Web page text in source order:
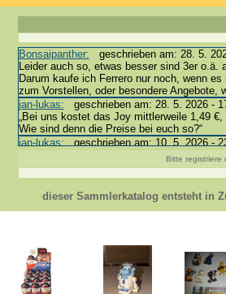
Bonsaipanther: geschrieben am: 28. 5.
Leider auch so, etwas besser sind 3er o.ä.
Darum kaufe ich Ferrero nur noch, wenn
zum Vorstellen, oder besondere Angebote,
jan-lukas: geschrieben am: 28. 5. 2026 -
„Bei uns kostet das Joy mittlerweile 1,49
Wie sind denn die Preise bei euch so?“
jan-lukas:geschrieben am: 10. 5. 2026 -
Bonsaipanther:geschrieben am: 10. 5.
@ Harald
https://www.ue-ei-portal-
Dein Enkel sollte zur Strafe die nächsten
Für die Figuren VC307, 310, 318 und 326
mein Enkel hat die leider weggeworfen
jan-lukas:
geschrieben am: 29. 4. 2026 -
https://www.ferrero-
Bitte registriere
dieser Sammlerkatalog entsteht in